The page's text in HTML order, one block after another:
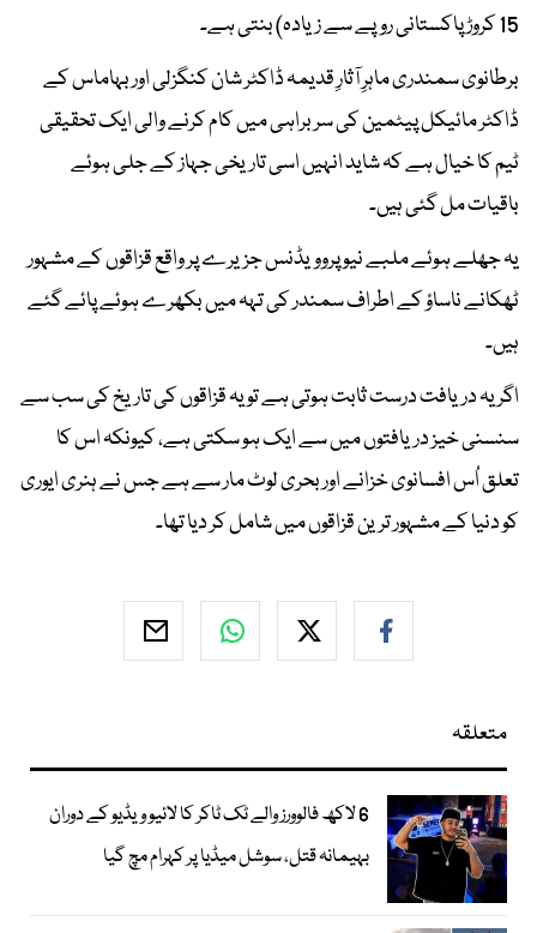
15 کروڑ پاکستانی روپے سے زیادہ) بنتی ہے۔
برطانوی سمندری ماہرِ آثارِ قدیمہ ڈاکٹر شان کنگزلی اور بہاماس کے
ڈاکٹر مائیکل پیٹمین کی سربراہی میں کام کرنے والی ایک تحقیقی
ٹیم کا خیال ہے کہ شاید انہیں اسی تاریخی جہاز کے جلی ہوئے
باقیات مل گئی ہیں۔
یہ جھلے ہوئے ملبے نیو پروویڈنس جزیرے پر واقع قزاقوں کے مشہور
ٹھکانے ناساؤ کے اطراف سمندر کی تہہ میں بکھرے ہوئے پائے گئے
ہیں۔
اگر یہ دریافت درست ثابت ہوتی ہے تو یہ قزاقوں کی تاریخ کی سب سے
سنسنی خیز دریافتوں میں سے ایک ہو سکتی ہے، کیونکہ اس کا
تعلق اُس افسانوی خزانے اور بحری لوٹ مار سے ہے جس نے ہنری ایوری
کو دنیا کے مشہور ترین قزاقوں میں شامل کر دیا تھا۔
متعلقہ
6 لاکھ فالوورز والے ٹک ٹاکر کا لائیو ویڈیو کے دوران
بہیمانہ قتل، سوشل میڈیا پر کہرام مچ گیا